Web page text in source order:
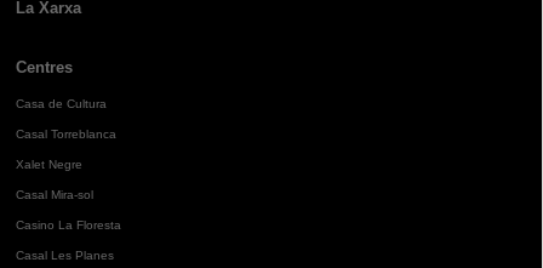
La Xarxa
Centres
Casa de Cultura
Casal Torreblanca
Xalet Negre
Casal Mira-sol
Casino La Floresta
Casal Les Planes